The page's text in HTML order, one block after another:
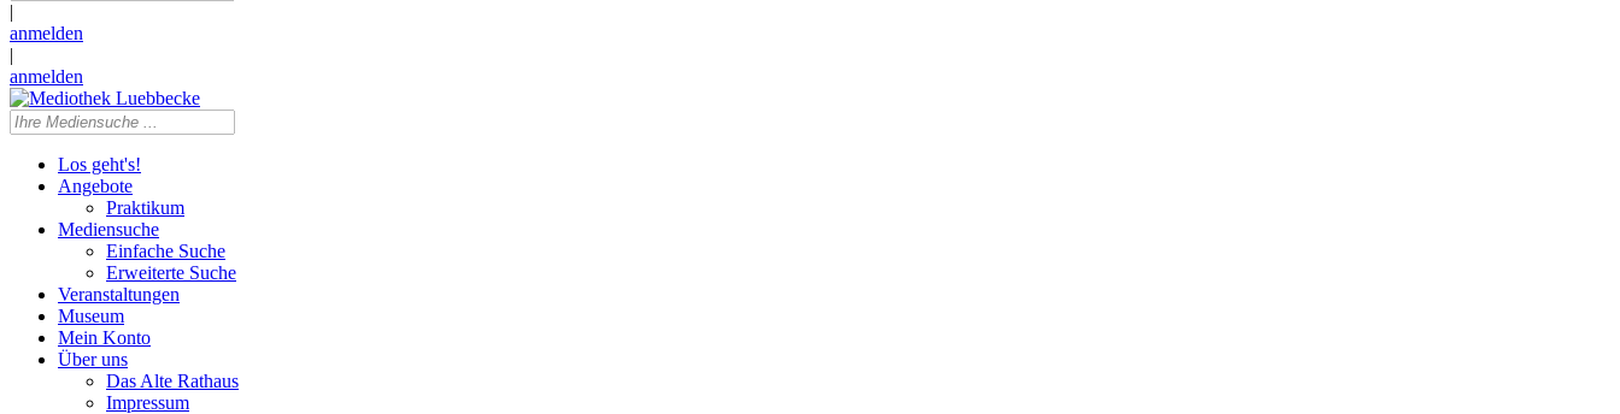
|
anmelden
|
anmelden
Los geht's!
Angebote
Praktikum
Mediensuche
Einfache Suche
Erweiterte Suche
Veranstaltungen
Museum
Mein Konto
Über uns
Das Alte Rathaus
Impressum